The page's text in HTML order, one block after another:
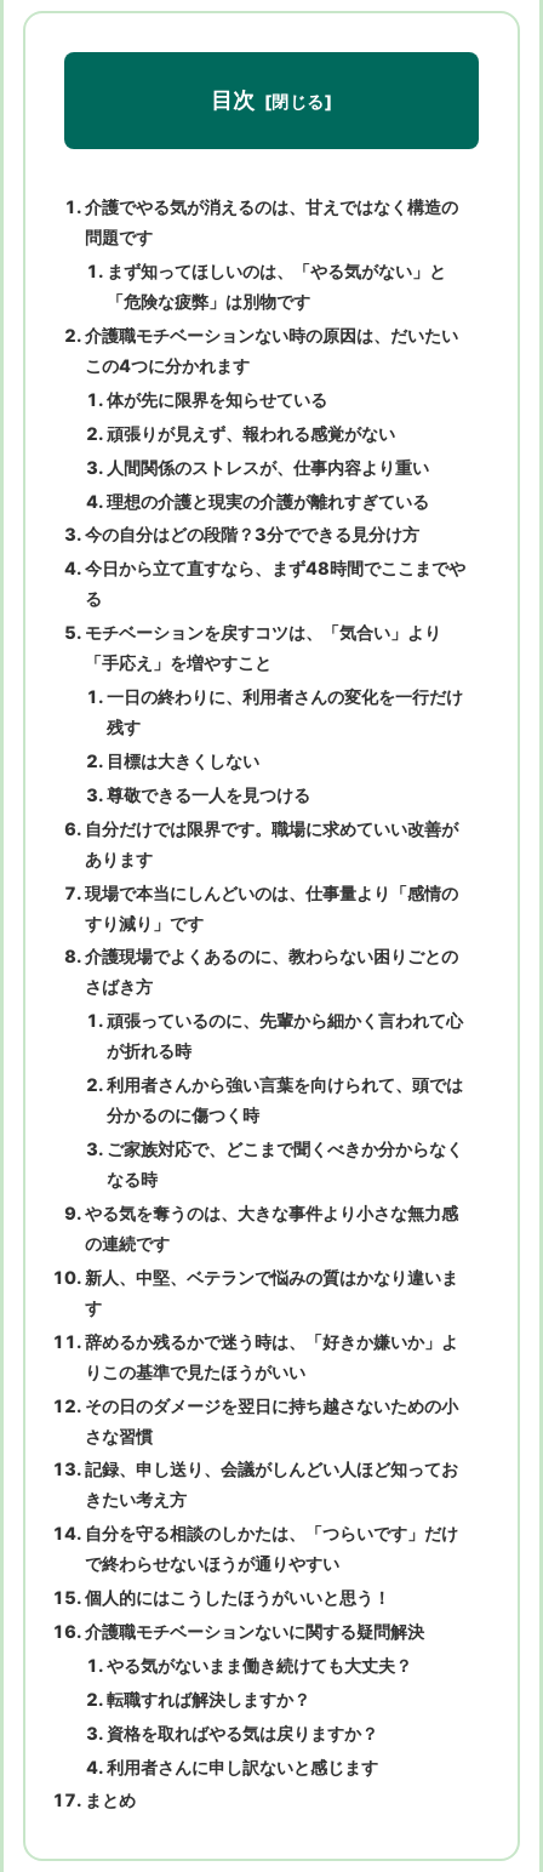
目次
介護でやる気が消えるのは、甘えではなく構造の
問題です
まず知ってほしいのは、「やる気がない」と
「危険な疲弊」は別物です
介護職モチベーションない時の原因は、だいたい
この4つに分かれます
体が先に限界を知らせている
頑張りが見えず、報われる感覚がない
人間関係のストレスが、仕事内容より重い
理想の介護と現実の介護が離れすぎている
今の自分はどの段階？3分でできる見分け方
今日から立て直すなら、まず48時間でここまでや
る
モチベーションを戻すコツは、「気合い」より
「手応え」を増やすこと
一日の終わりに、利用者さんの変化を一行だけ
残す
目標は大きくしない
尊敬できる一人を見つける
自分だけでは限界です。職場に求めていい改善が
あります
現場で本当にしんどいのは、仕事量より「感情の
すり減り」です
介護現場でよくあるのに、教わらない困りごとの
さばき方
頑張っているのに、先輩から細かく言われて心
が折れる時
利用者さんから強い言葉を向けられて、頭では
分かるのに傷つく時
ご家族対応で、どこまで聞くべきか分からなく
なる時
やる気を奪うのは、大きな事件より小さな無力感
の連続です
新人、中堅、ベテランで悩みの質はかなり違いま
す
辞めるか残るかで迷う時は、「好きか嫌いか」よ
りこの基準で見たほうがいい
その日のダメージを翌日に持ち越さないための小
さな習慣
記録、申し送り、会議がしんどい人ほど知ってお
きたい考え方
自分を守る相談のしかたは、「つらいです」だけ
で終わらせないほうが通りやすい
個人的にはこうしたほうがいいと思う！
介護職モチベーションないに関する疑問解決
やる気がないまま働き続けても大丈夫？
転職すれば解決しますか？
資格を取ればやる気は戻りますか？
利用者さんに申し訳ないと感じます
まとめ